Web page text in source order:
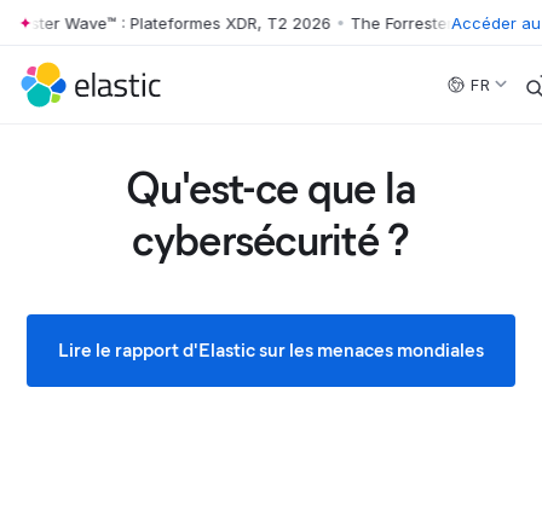
Skip to main content
Wave™ : Plateformes XDR, T2 2026 • The Forrester Wave™ :Accéder
FR
Qu'est-ce que la
cybersécurité ?
Lire le rapport d'Elastic sur les menaces mondiales